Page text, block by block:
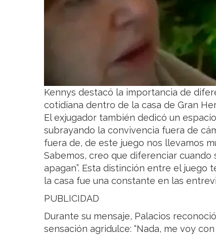
Kennys destacó la importancia de
cotidiana dentro de la casa de Gran
El exjugador también dedicó un
subrayando la convivencia fuera de
fuera de, de este juego nos llevamos
Sabemos, creo que diferenciar
apagan”. Esta distinción entre el
la casa fue una constante en las
PUBLICIDAD
Durante su mensaje, Palacios
sensación agridulce: “Nada, me voy